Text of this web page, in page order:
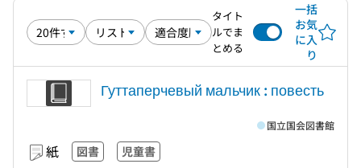
タイト
ルでま
とめる
一括
お気
に入
り
Гуттаперчевый мальчик : повесть
紙 図書 児童書
国立国会図書館